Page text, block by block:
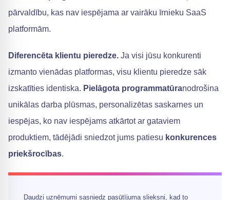
pārvaldību, kas nav iespējama ar vairāku īrnieku SaaS
platformām.
Diferencēta klientu pieredze. Ja visi jūsu konkurenti
izmanto vienādas platformas, visu klientu pieredze sāk
izskatīties identiska. Pielāgota programmatūranodrošina
unikālas darba plūsmas, personalizētas saskarnes un
iespējas, ko nav iespējams atkārtot ar gataviem
produktiem, tādējādi sniedzot jums patiesu konkurences
priekšrocības.
Daudzi uzņēmumi sasniedz pasūtījuma slieksni, kad to